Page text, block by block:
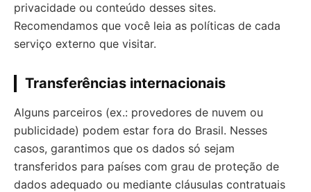
privacidade ou conteúdo desses sites.
Recomendamos que você leia as políticas de cada
serviço externo que visitar.
Transferências internacionais
Alguns parceiros (ex.: provedores de nuvem ou
publicidade) podem estar fora do Brasil. Nesses
casos, garantimos que os dados só sejam
transferidos para países com grau de proteção de
dados adequado ou mediante cláusulas contratuais